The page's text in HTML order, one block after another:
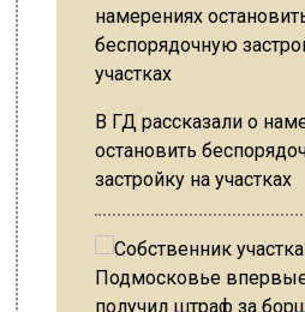
В ГД рассказали о
остановить
застройку на участках